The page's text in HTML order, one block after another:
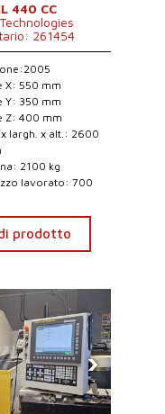
440 CC
261454
X: 550 mm
Y: 350 mm
Z: 400 mm
largh. x alt.: 2600
2100 kg
lavorato: 700
prodotto
›